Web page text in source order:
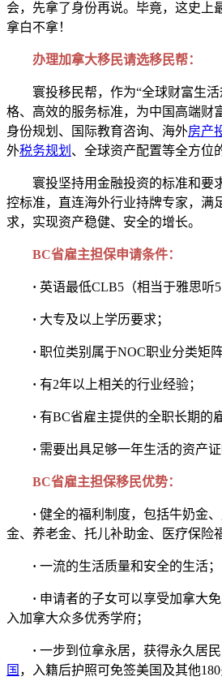
会，先拿了身份再说。毕竟，这史上
拿白不拿！
办理加拿大移民请选移民帮：
寰投移民帮，作为“全球财富生
格、高效的服务标准，为中国高端财
身份规划、国际教育咨询、海外房产
外税务规划 、全球资产配置等全方位
寰投坚持用金融投资的标准和要
控标准，直连海外行业持牌专家，满
求，实现资产稳健、安全的增长。
BC省雇主担保申请条件：
· 英语最低CLB5（相当于雅思听
· 大专及以上学历要求；
· 职位类别属于NOC职业分类矩
· 有2年以上相关的行业经验；
· 有BC省雇主提供的全职长期的
· 需要出具足够一年生活的资产证
BC省雇主担保移民优势：
· 健全的福利制度，包括牛奶金
金、养老金、托儿补助金、医疗保险
· 一流的生活质量和安全的生活；
· 申请者的子女可以享受加拿大
入加拿大众多优秀学府；
· 一步到位拿永居，获得永久居
国 ，入籍后护照可免签美国及其他